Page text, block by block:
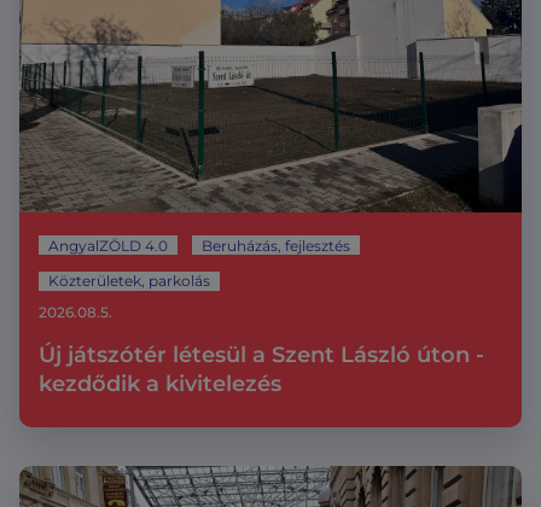
AngyalZÖLD 4.0
Beruházás, fejlesztés
Közterületek, parkolás
Új játszótér létesül a Szent László úton -
kezdődik a kivitelezés
2026.08.5.